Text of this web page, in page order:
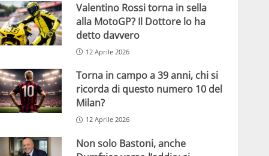
Valentino Rossi torna in sella
alla MotoGP? Il Dottore lo ha
detto davvero
12 Aprile 2026
Torna in campo a 39 anni, chi si
ricorda di questo numero 10 del
Milan?
12 Aprile 2026
Non solo Bastoni, anche